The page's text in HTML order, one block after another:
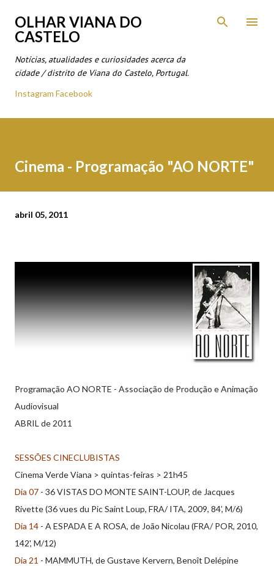
Avançar para o conteúdo principal
OLHAR VIANA DO
CASTELO
Notícias, atualidades e curiosidades acerca da
cidade / distrito de Viana do Castelo, Portugal.
Instagram Facebook
Cinema - Programação "AO NORTE"
abril 05, 2011
Programação AO NORTE - Associação de Produção e Animação
Audiovisual
ABRIL de 2011
SESSÕES CINECLUBISTAS
Cinema Verde Viana > quintas-feiras > 21h45
Dia 07 - 36 VISTAS DO MONTE SAINT-LOUP, de Jacques
Rivette (36 vues du Pic Saint Loup, FRA/ ITA, 2009, 84’, M/6)
Dia 14 - A ESPADA E A ROSA, de João Nicolau (FRA/ POR, 2010,
142', M/12)
Dia 21 - MAMMUTH, de Gustave Kervern, Benoît Delépine